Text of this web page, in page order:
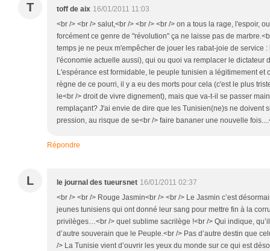
T toff de aix 16/01/2011 11:03
<br /> <br /> salut,<br /> <br /> <br /> on a tous la rage, l'espoir,
forcément ce genre de "révolution" ça ne laisse pas de
temps je ne peux m'empêcher de jouer les rabat-joie de service
l'économie actuelle aussi), qui ou quoi va remplacer le dictateur
L'espérance est formidable, le peuple tunisien a légitimement et
règne de ce pourri, il y a eu des morts pour cela (c'est le plus
le<br /> droit de vivre dignement), mais que va-t-il se passer
remplaçant? J'ai envie de dire que les Tunisien(ne)s ne doivent
pression, au risque de se<br /> faire bananer une nouvelle
Répondre
L le journal des tueursnet 16/01/2011 02:37
<br /> <br /> Rouge Jasmin<br /> <br /> Le Jasmin c’est
jeunes tunisiens qui ont donné leur sang pour mettre fin à la
privilèges…<br /> quel sublime sacrilège !<br /> Qui indique, qu’il
d’autre souverain que le Peuple.<br /> Pas d’autre destin que
/> La Tunisie vient d’ouvrir les yeux du monde sur ce qui est